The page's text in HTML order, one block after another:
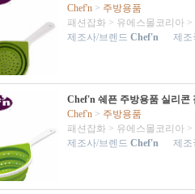
Chef'n > 주방용품
패션잡화 > 유에스몰코리아 >
제조사/브렌드 Chef'n 제조
Chef'n 쉐픈 주방용품 실리콘
Chef'n > 주방용품
패션잡화 > 유에스몰코리아 >
제조사/브렌드 Chef'n 제조